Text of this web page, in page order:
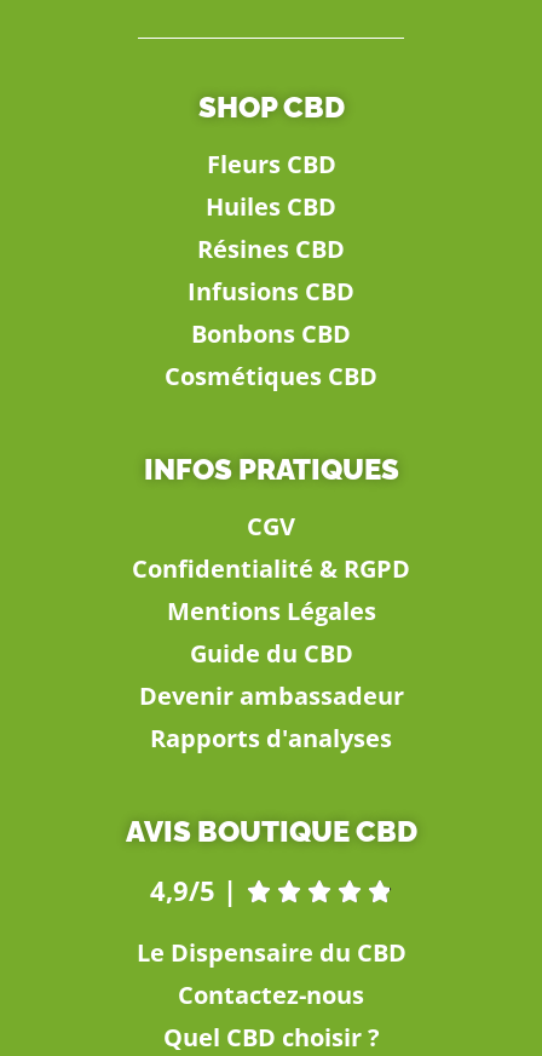
SHOP CBD
Fleurs CBD
Huiles CBD
Résines CBD
Infusions CBD
Bonbons CBD
Cosmétiques CBD
INFOS PRATIQUES
CGV
Confidentialité & RGPD
Mentions Légales
Guide du CBD
Devenir ambassadeur
Rapports d'analyses
AVIS BOUTIQUE CBD
4,9/5 |     
Le Dispensaire du CBD
Contactez-nous
Quel CBD choisir ?